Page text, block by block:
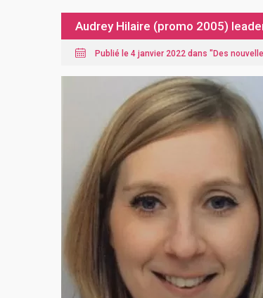
Audrey Hilaire (promo 2005)
Publié le 4 janvier 2022 dans "Des